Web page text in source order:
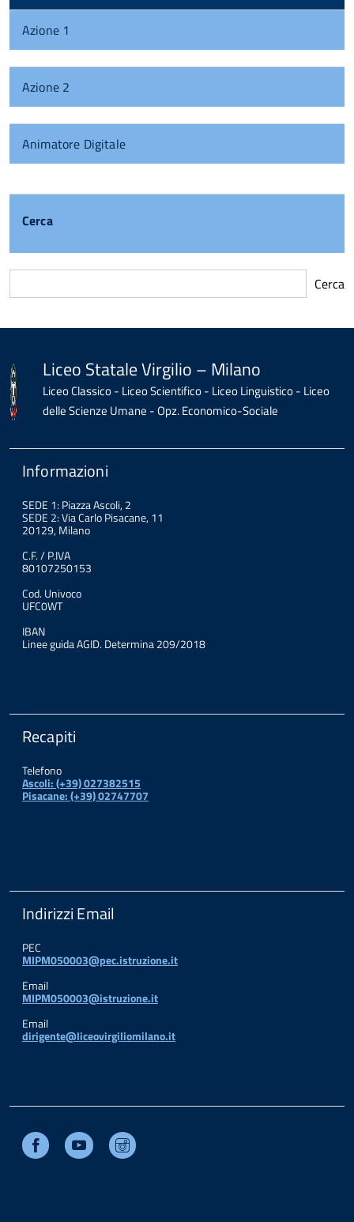
Azione 1
Azione 2
Animatore Digitale
Cerca
Cerca
all'inizio
contenutoLiceo Statale Virgilio – Milano
Liceo Classico - Liceo Scientifico - Liceo Linguistico - Liceo
delle Scienze Umane - Opz. Economico-Sociale
Informazioni
SEDE 1: Piazza Ascoli, 2
SEDE 2: Via Carlo Pisacane, 11
20129, Milano
C.F. / P.IVA
80107250153
Cod. Univoco
UFC0WT
IBAN
Linee guida AGID. Determina 209/2018
Recapiti
Telefono
Ascoli: (+39) 027382515
Pisacane: (+39) 02747707
Indirizzi Email
PEC
MIPM050003@pec.istruzione.it
Email
MIPM050003@istruzione.it
Email
dirigente@liceovirgiliomilano.it
Facebook Youtube